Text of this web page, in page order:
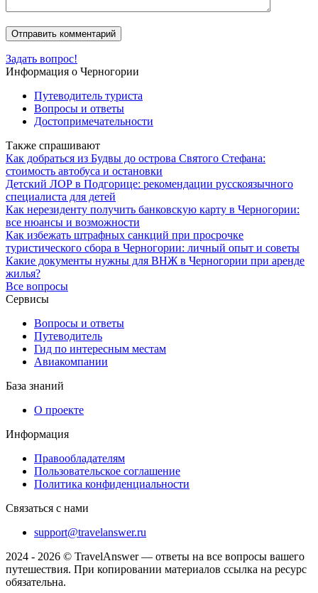
Задать вопрос!
Информация о Черногории
Путеводитель туриста
Вопросы и ответы
Достопримечательности
Также спрашивают
Как добраться из Будвы до острова Святого Стефана:
стоимость автобуса и остановки
Детский ЛОР в Подгорице: рекомендации русскоязычного
специалиста для детей
Как нерезиденту получить банковскую карту в Черногории:
все нюансы и возможности
Как избежать штрафных санкций при просрочке
туристического сбора в Черногории: личный опыт и советы
Какие документы нужны для ВНЖ в Черногории при аренде
жилья?
Все вопросы
Сервисы
Вопросы и ответы
Путеводитель
Гид по интересным местам
Авиакомпании
База знаний
О проекте
Информация
Правообладателям
Пользовательское соглашение
Политика конфиденциальности
Связаться с нами
support@travelanswer.ru
2024 - 2026 © TravelAnswer — ответы на все вопросы вашего
путешествия. При копировании материалов ссылка на ресурс
обязательна.